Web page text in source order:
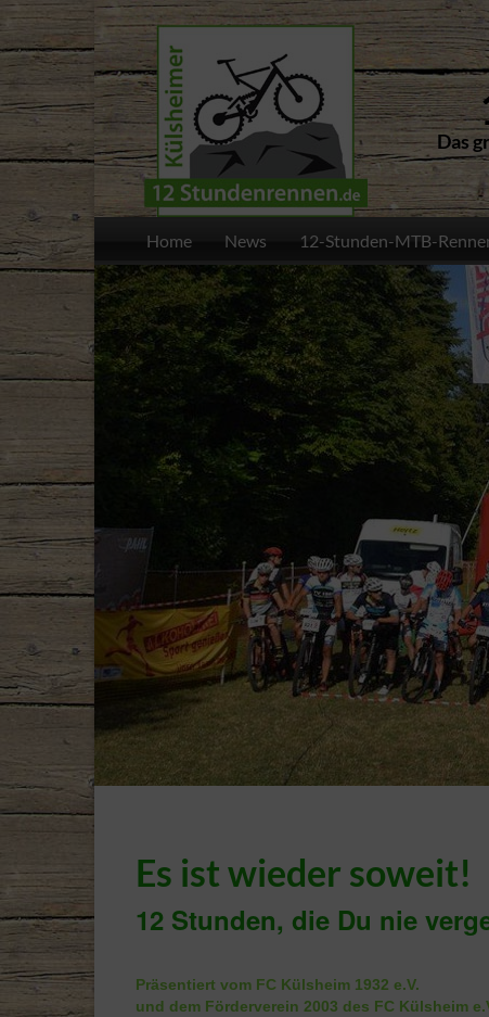
Das
Home News 12-Stunden-MTB-
Es ist wieder soweit!
12 Stunden, die Du nie
Präsentiert vom FC Külsheim 1932 e.V.
und dem Förderverein 2003 des FC Külsheim